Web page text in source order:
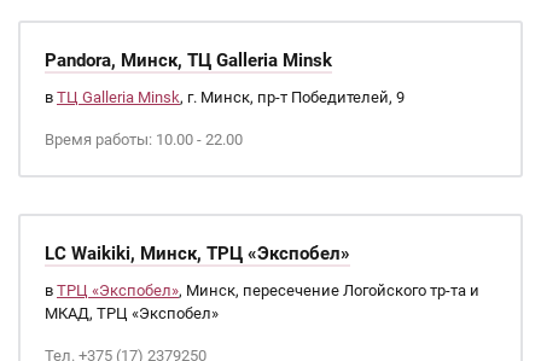
Pandora, Минск, ТЦ Galleria Minsk
в ТЦ Galleria Minsk, г. Минск, пр-т Победителей, 9
Время работы: 10.00 - 22.00
LC Waikiki, Минск, ТРЦ «Экспобел»
в ТРЦ «Экспобел», Минск, пересечение Логойского тр-та и
МКАД, ТРЦ «Экспобел»
Тел. +375 (17) 2379250